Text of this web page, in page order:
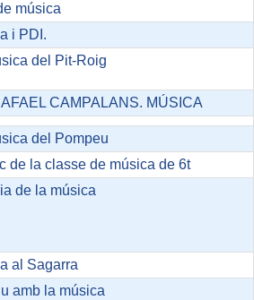
música
i PDI.
del Pit-Roig
CAMPALANS. MÚSICA
del Pompeu
de la classe de música de 6t
de la música
al Sagarra
amb la música